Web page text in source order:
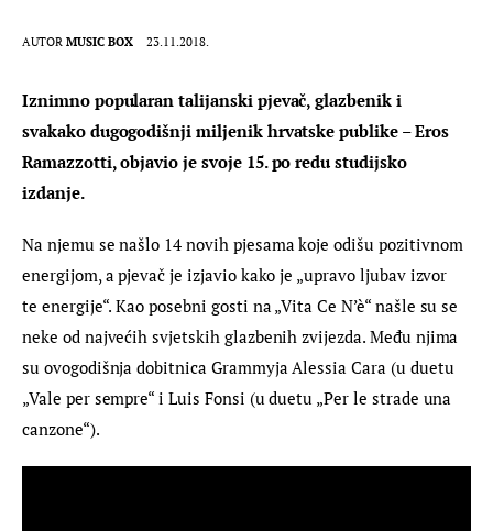
AUTOR MUSIC BOX 23.11.2018.
Iznimno popularan talijanski pjevač, glazbenik i
svakako dugogodišnji miljenik hrvatske publike – Eros
Ramazzotti, objavio je svoje 15. po redu studijsko
izdanje.
Na njemu se našlo 14 novih pjesama koje odišu pozitivnom
energijom, a pjevač je izjavio kako je „upravo ljubav izvor
te energije“. Kao posebni gosti na „Vita Ce N’è“ našle su se
neke od najvećih svjetskih glazbenih zvijezda. Među njima
su ovogodišnja dobitnica Grammyja Alessia Cara (u duetu
„Vale per sempre“ i Luis Fonsi (u duetu „Per le strade una
canzone“).